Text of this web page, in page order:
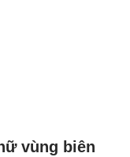
vùng biên